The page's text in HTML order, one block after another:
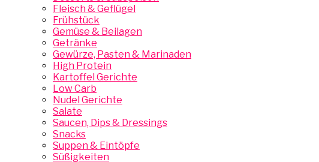
Fleisch & Geflügel
Frühstück
Gemüse & Beilagen
Getränke
Gewürze, Pasten & Marinaden
High Protein
Kartoffel Gerichte
Low Carb
Nudel Gerichte
Salate
Saucen, Dips & Dressings
Snacks
Suppen & Eintöpfe
Süßigkeiten